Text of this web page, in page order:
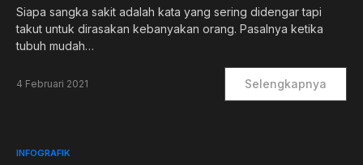
Siapa sangka sakit adalah kata yang sering didengar tapi
takut untuk dirasakan kebanyakan orang. Pasalnya ketika
tubuh mudah…
4 Februari 2021 Selengkapnya
1
INFOGRAFIK